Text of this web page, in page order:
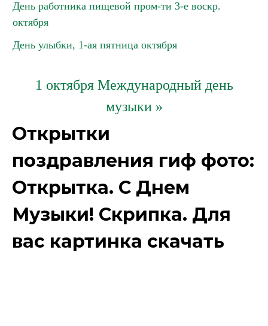
День работника пищевой пром-ти 3-е воскр.
октября
День улыбки, 1-ая пятница октября
1 октября Международный день
музыки »
Открытки
поздравления гиф фото:
Открытка. С Днем
Музыки! Скрипка. Для
вас картинка скачать